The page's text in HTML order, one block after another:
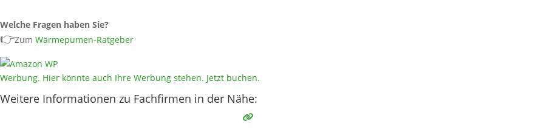
Welche Fragen haben Sie?
👉Zum Wärmepumen-Ratgeber
Werbung. Hier könnte auch Ihre Werbung stehen. Jetzt buchen.
Weitere Informationen zu Fachfirmen in der Nähe: